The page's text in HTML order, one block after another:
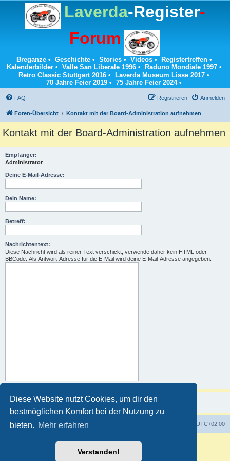
Diese Website nutzt Cookies, um dir den
bestmöglichen Komfort bei der Nutzung zu
bieten. Mehr erfahren
Verstanden!
Laverda-Register-
Forum
Breganze• Geschichte• Stories• Videos• Registertreffen•
Kalenderbilder• Valle San Liberale 1996• Raduno Mondiale 1997•
Retro Classic Stuttgart 2016 • Laverda Museum Lisse 2017 •
70 Jahre Feier 2019 • 75 Jahre Feier 2024•
FAQ Anmelden
Registrieren
Foren-Übersicht Kontakt mit der Board-Administration aufnehmen
Kontakt mit der Board-Administration aufnehmen
Empfänger:
Administrator
Deine E-Mail-Adresse:
Dein Name:
Betreff:
Nachrichtentext:
Diese Nachricht wird als reiner Text verschickt, verwende daher kein HTML oder
BBCode. Als Antwort-Adresse für die E-Mail wird deine E-Mail-Adresse angegeben.
Foren-Übersicht UTC+02:00
Powered byphpBB® Forum Software © phpBB Limited
Deutsche Übersetzung durch